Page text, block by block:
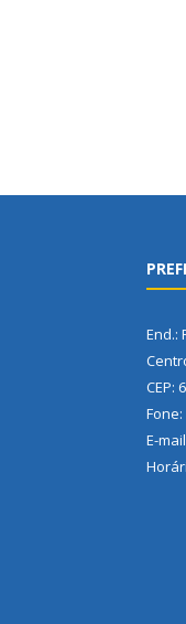
End.:
CEP:
Fone:
E-